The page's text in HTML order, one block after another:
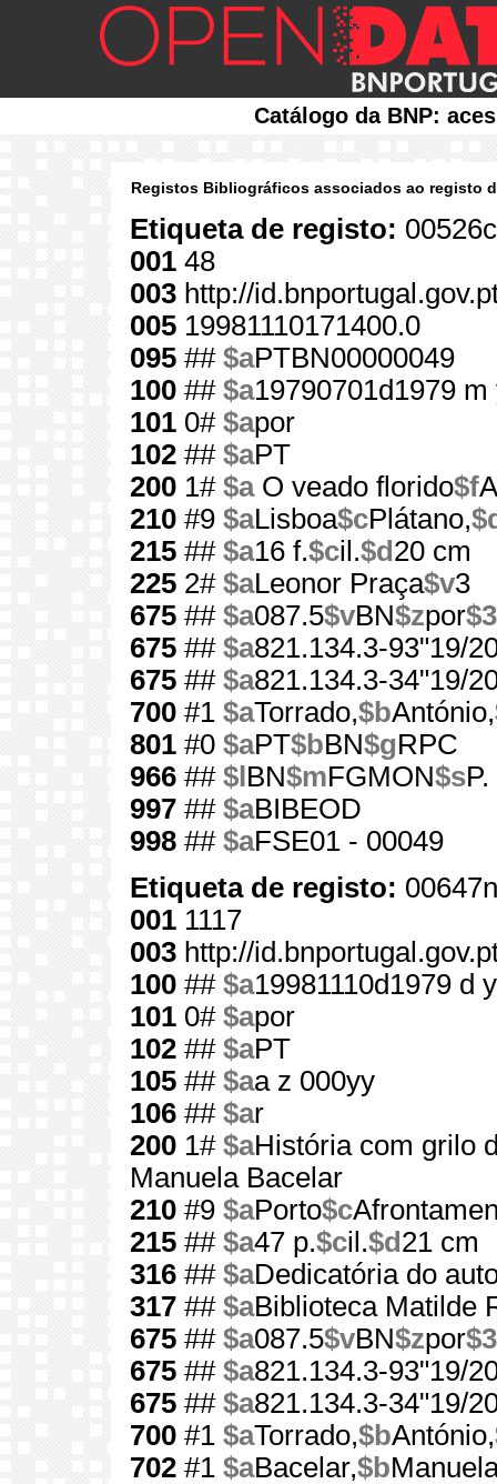
Catálogo da BNP:
Registos Bibliográficos associados ao registo
Etiqueta de registo:
001 48
003 http://
005 19981110171400.0
095 ## $aPTBN00000049
100 ## $a19790701d1979
101 0# $apor
102 ## $aPT
200 1# $aO veado florido$f
210 #9 $aLisboa$cPlátano,
215 ## $a16 f.$cil.$d 20 cm
225 2# $aLeonor Praça$v3
675 ## $a087.5$vBN$zpor$3
675 ## $a821.134.3-93"19/
675 ## $a821.134.3-34"19/
700 #1 $aTorrado,$bAntónio,
801 #0 $aPT$bBN$gRPC
966 ## $l BN$mFGMON$s
997 ## $aBIBEOD
998 ## $aFSE01 - 00049
Etiqueta de registo:
001 1117
003 http://
100 ## $a19981110d1979 d
101 0# $apor
102 ## $aPT
105 ## $aa z 000yy
106 ## $ar
200 1# $aHistória com grilo
Manuela Bacelar
210 #9 $aPorto$c
215 ## $a47 p.$cil.$d 21 cm
316 ## $aDedicatória do
317 ## $aBiblioteca Matilde
675 ## $a087.5$vBN$zpor$3
675 ## $a821.134.3-93"19/
675 ## $a821.134.3-34"19/
700 #1 $aTorrado,$bAntónio,
702 #1 $aBacelar,$b